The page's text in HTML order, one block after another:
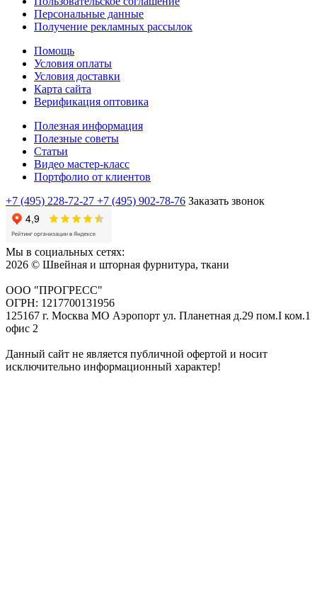
Персональные данные
Получение рекламных рассылок
Помощь
Условия оплаты
Условия доставки
Карта сайта
Верификация оптовика
Полезная информация
Полезные советы
Статьи
Видео мастер-класс
Портфолио от клиентов
+7 (495) 228-72-27 +7 (495) 902-78-76 Заказать звонок
Мы в социальных сетях:
2026 © Швейная и шторная фурнитура, ткани
ООО "ПРОГРЕСС"
ОГРН: 1217700131956
125167 г. Москва МО Аэропорт ул. Планетная д.29 пом.I ком.1
офис 2
Данный сайт не является публичной офертой и носит
исключительно информационный характер!